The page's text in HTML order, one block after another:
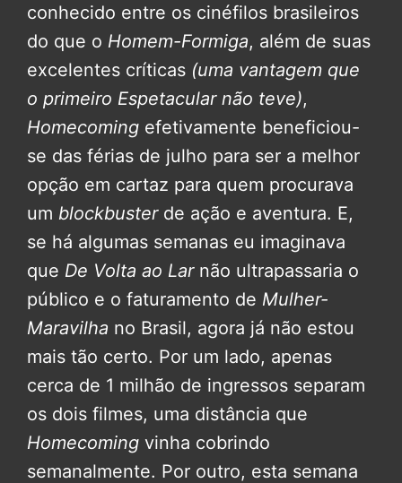
conhecido entre os cinéfilos brasileiros
do que o Homem-Formiga, além de suas
excelentes críticas (uma vantagem que
o primeiro Espetacular não teve),
Homecoming efetivamente beneficiou-
se das férias de julho para ser a melhor
opção em cartaz para quem procurava
um blockbuster de ação e aventura. E,
se há algumas semanas eu imaginava
que De Volta ao Lar não ultrapassaria o
público e o faturamento de Mulher-
Maravilha no Brasil, agora já não estou
mais tão certo. Por um lado, apenas
cerca de 1 milhão de ingressos separam
os dois filmes, uma distância que
Homecoming vinha cobrindo
semanalmente. Por outro, esta semana